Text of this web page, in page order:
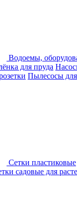
Водоемы,
для пруда
Пылесосы
Сетки пластиковые
садовые для